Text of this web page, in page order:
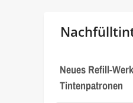
Neues Refill-
Tintenpatronen